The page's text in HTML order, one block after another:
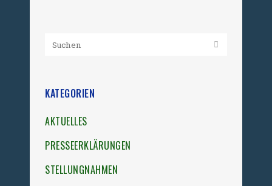
KATEGORIEN
AKTUELLES
PRESSEERKLÄRUNGEN
STELLUNGNAHMEN